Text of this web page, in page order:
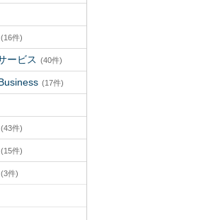
(16件)
ービス (40件)
(17件)
(43件)
(15件)
(3件)